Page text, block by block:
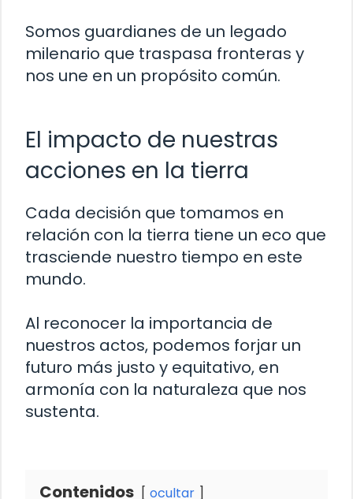
Somos guardianes de un legado
milenario que traspasa fronteras y
nos une en un propósito común.
El impacto de nuestras
acciones en la tierra
Cada decisión que tomamos en
relación con la tierra tiene un eco que
trasciende nuestro tiempo en este
mundo.
Al reconocer la importancia de
nuestros actos, podemos forjar un
futuro más justo y equitativo, en
armonía con la naturaleza que nos
sustenta.
Contenidos ocultar